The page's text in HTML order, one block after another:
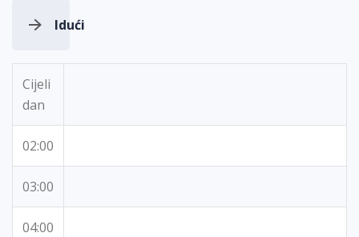
Idući
Cijeli
dan
02:00
03:00
04:00